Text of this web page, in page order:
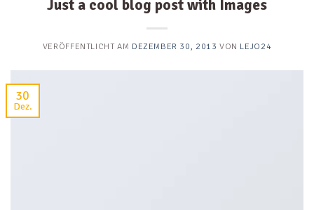
Just a cool blog post with Images
VERÖFFENTLICHT AM DEZEMBER 30, 2013 VON LEJO24
30
Dez.